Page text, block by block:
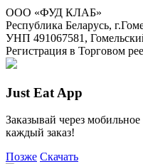
ООО «ФУД КЛАБ»
Республика Беларусь,
УНП 491067581,
Регистрация в Торговом
Just Eat App
Заказывай через
каждый заказ!
Позже Скачать